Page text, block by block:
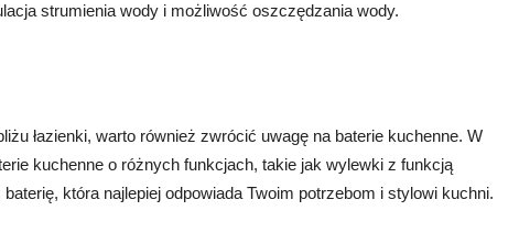
strumienia wody i możliwość oszczędzania wody.
łazienki, warto również zwrócić uwagę na baterie kuchenne. W
kuchenne o różnych funkcjach, takie jak wylewki z funkcją
która najlepiej odpowiada Twoim potrzebom i stylowi kuchni.